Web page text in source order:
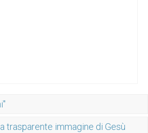
trasparente immagine di Gesù